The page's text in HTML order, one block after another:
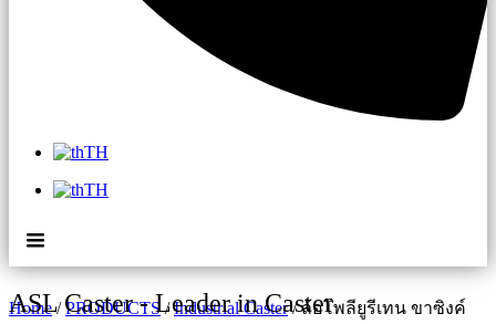
TH
TH
ASL Caster - Leader in Caster
Home/PRODUCTS/Industrial Caster/ ล้อโพลียูรีเทน ขาซิงค์